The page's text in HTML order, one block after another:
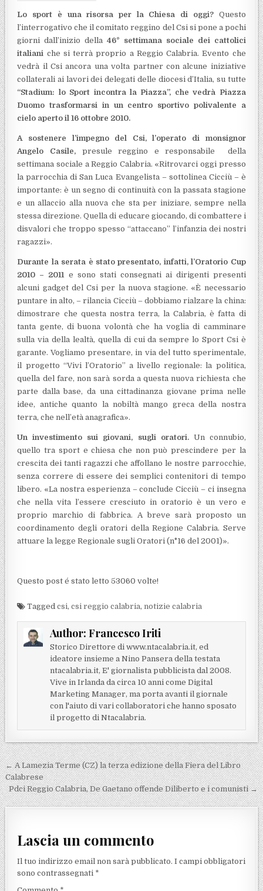
Lo sport è una risorsa per la Chiesa di oggi?Questo
l’interrogativo che il comitato reggino del Csi si pone a pochi
giorni dall’inizio della46° settimana sociale dei cattolici
italiani che si terrà proprio a Reggio Calabria. Evento che
vedrà il Csi ancora una volta partner con alcune iniziative
collaterali ai lavori dei delegati delle diocesi d’Italia, su tutte
“Stadium: lo Sport incontra la Piazza”, che vedrà Piazza
Duomo trasformarsi in un centro sportivo polivalente a
cielo aperto il 16 ottobre 2010.
A sostenere l’impegno del Csi, l’operato di monsignor
Angelo Casile, presule reggino e responsabile della
settimana sociale a Reggio Calabria. «Ritrovarci oggi presso
la parrocchia di San Luca Evangelista – sottolinea Cicciù – è
importante: è un segno di continuità con la passata stagione
e un allaccio alla nuova che sta per iniziare, sempre nella
stessa direzione. Quella di educare giocando, di combattere i
disvalori che troppo spesso “attaccano” l’infanzia dei nostri
ragazzi».
Durante la serata è stato presentato, infatti, l’Oratorio Cup
2010 – 2011 e sono stati consegnati ai dirigenti presenti
alcuni gadget del Csi per la nuova stagione. «È necessario
puntare in alto, – rilancia Cicciù – dobbiamo rialzare la china:
dimostrare che questa nostra terra, la Calabria, è fatta di
tanta gente, di buona volontà che ha voglia di camminare
sulla via della lealtà, quella di cui da sempre lo Sport Csi è
garante. Vogliamo presentare, in via del tutto sperimentale,
il progetto “Vivi l’Oratorio” a livello regionale: la politica,
quella del fare, non sarà sorda a questa nuova richiesta che
parte dalla base, da una cittadinanza giovane prima nelle
idee, antiche quanto la nobiltà mango greca della nostra
terra, che nell’età anagrafica».
Un investimento sui giovani, sugli oratori. Un connubio,
quello tra sport e chiesa che non può prescindere per la
crescita dei tanti ragazzi che affollano le nostre parrocchie,
senza correre di essere dei semplici contenitori di tempo
libero. «La nostra esperienza ­– conclude Cicciù – ci insegna
che nella vita l’essere cresciuto in oratorio è un vero e
proprio marchio di fabbrica. A breve sarà proposto un
coordinamento degli oratori della Regione Calabria. Serve
attuare la legge Regionale sugli Oratori (n°16 del 2001)».
Questo post é stato letto 53060 volte!
Taggedcsi,csi reggio calabria,notizie calabria
Author: Francesco Iriti
Storico Direttore di www.ntacalabria.it, ed
ideatore insieme a Nino Pansera della testata
ntacalabria.it, E' giornalista pubblicista dal 2008.
Vive in Irlanda da circa 10 anni come Digital
Marketing Manager, ma porta avanti il giornale
con l'aiuto di vari collaboratori che hanno sposato
il progetto di Ntacalabria.
Navigazione articoli
← A Lamezia Terme (CZ) la terza edizione della Fiera del Libro
Calabrese
Pdci Reggio Calabria, De Gaetano offende Diliberto e i comunisti →
Lascia un commento
Il tuo indirizzo email non sarà pubblicato. I campi obbligatori
sono contrassegnati *